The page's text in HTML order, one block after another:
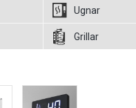
Ugnar
Grillar